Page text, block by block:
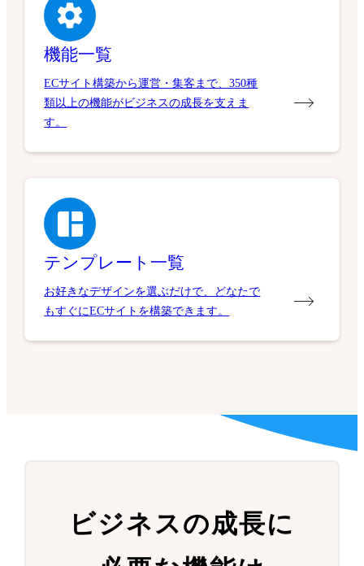
機能一覧
ECサイト構築から運営・集客まで、350種
類以上の機能がビジネスの成長を支えま
す。
テンプレート一覧
お好きなデザインを選ぶだけで、どなたで
もすぐにECサイトを構築できます。
ビジネスの成長に